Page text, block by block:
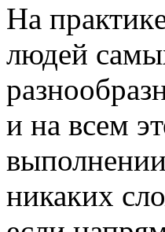
Нa
людeй
и на всем
никаких